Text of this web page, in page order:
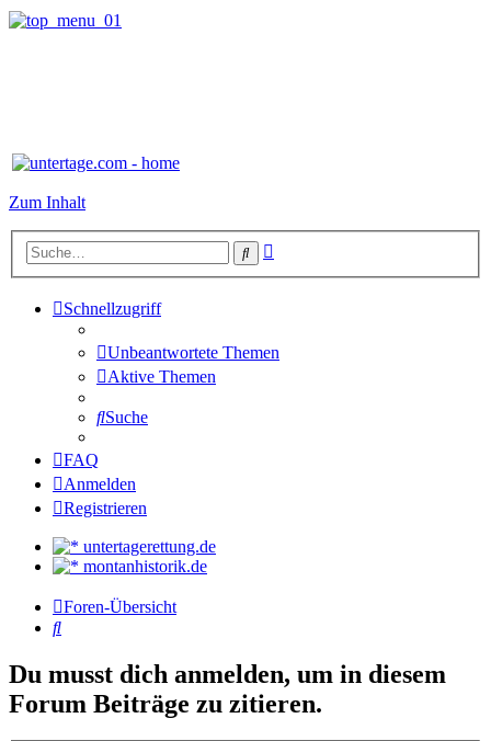
Zum Inhalt
Suche
Schnellzugriff
Unbeantwortete Themen
Aktive Themen
Suche
FAQ
Anmelden
Registrieren
untertagerettung.de
montanhistorik.de
Foren-Übersicht
Suche
Du musst dich anmelden, um in diesem
Forum Beiträge zu zitieren.